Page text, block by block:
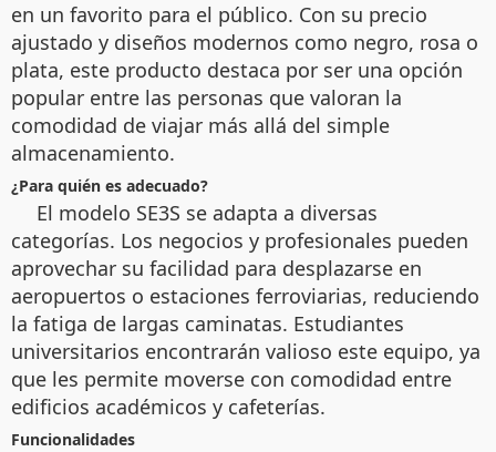
en un favorito para el público. Con su precio
ajustado y diseños modernos como negro, rosa o
plata, este producto destaca por ser una opción
popular entre las personas que valoran la
comodidad de viajar más allá del simple
almacenamiento.
¿Para quién es adecuado?
El modelo SE3S se adapta a diversas
categorías. Los negocios y profesionales pueden
aprovechar su facilidad para desplazarse en
aeropuertos o estaciones ferroviarias, reduciendo
la fatiga de largas caminatas. Estudiantes
universitarios encontrarán valioso este equipo, ya
que les permite moverse con comodidad entre
edificios académicos y cafeterías.
Funcionalidades